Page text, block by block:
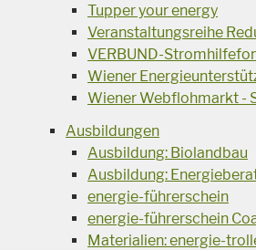
Tupper your energy
Veranstaltungsreihe
VERBUND-
Wiener
Wiener Webflohmarkt -
Ausbildungen
Ausbildung: Biolandbau
Ausbildung:
energie-führerschein
energie-führerschein
Materialien: energie-